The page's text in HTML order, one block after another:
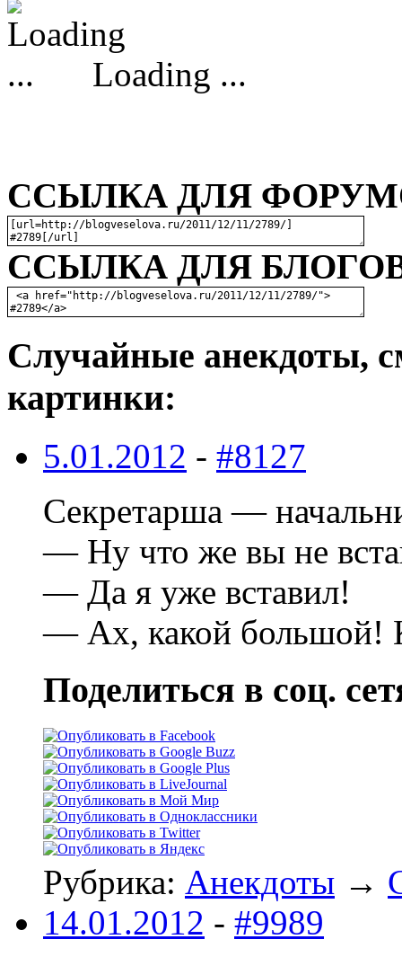
Loading ...
ССЫЛКА ДЛЯ
ССЫЛКА ДЛЯ БЛОГОВ
Случайные анекдоты,
картинки:
5.01.2012 - #8127
Секретарша —
— Ну что же вы не
— Да я уже вставил!
— Ах, какой большой!
Поделиться в соц.
Рубрика: Анекдоты →
14.01.2012 - #9989